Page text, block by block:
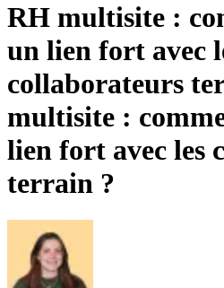
RH multisite :
un lien fort avec
collaborateurs
multisite :
lien fort avec les
terrain ?